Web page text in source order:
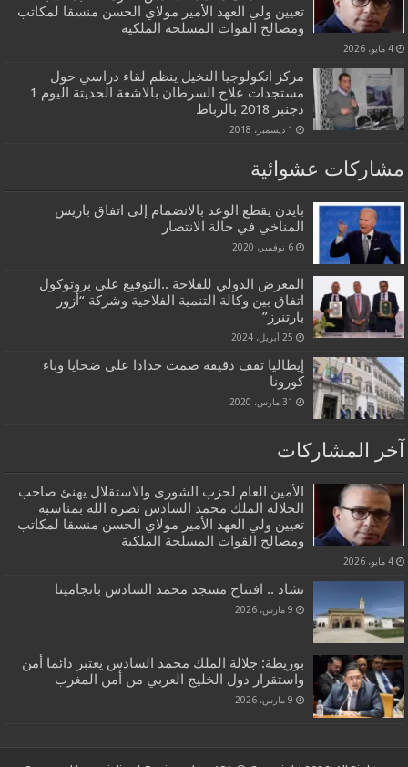
تعيين ولي العهد الأمير مولاي الحسن منسقا لمكاتب
ومصالح القوات المسلحة الملكية
4 مايو، 2026
مركز انكولوجيا النخيل ينظم لقاء دراسي حول
مستجدات علاج السرطان بالاشعة الحديتة اليوم 1
دجنبر 2018 بالرباط
1 ديسمبر، 2018
مشاركات عشوائية
بايدن يقطع الوعد بالانضمام إلى اتفاق باريس
المناخي في حالة الانتصار
6 نوفمبر، 2020
المعرض الدولي للفلاحة ..التوقيع على بروتوكول
اتفاق بين وكالة التنمية الفلاحية وشركة “أزور
بارتنرز”
25 أبريل، 2024
إيطاليا تقف دقيقة صمت حدادا على ضحايا وباء
كورونا
31 مارس، 2020
آخر المشاركات
الأمين العام لحزب الشورى والاستقلال يهنئ صاحب
الجلالة الملك محمد السادس نصره الله بمناسبة
تعيين ولي العهد الأمير مولاي الحسن منسقا لمكاتب
ومصالح القوات المسلحة الملكية
4 مايو، 2026
تشاد .. افتتاح مسجد محمد السادس بانجامينا
9 مارس، 2026
بوريطة: جلالة الملك محمد السادس يعتبر دائما أمن
واستقرار دول الخليج العربي من أمن المغرب
9 مارس، 2026